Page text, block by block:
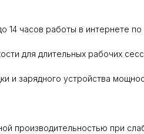
14 часов работы в интернете по
для длительных рабочих
и зарядного устройства
производительностью при